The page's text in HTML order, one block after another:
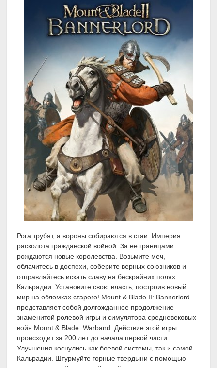
Рога трубят, а вороны собираются в стаи. Империя
расколота гражданской войной. За ее границами
рождаются новые королевства. Возьмите меч,
облачитесь в доспехи, соберите верных союзников и
отправляйтесь искать славу на бескрайних полях
Кальрадии. Установите свою власть, построив новый
мир на обломках старого! Mount & Blade II: Bannerlord
представляет собой долгожданное продолжение
знаменитой ролевой игры и симулятора средневековых
войн Mount & Blade: Warband. Действие этой игры
происходит за 200 лет до начала первой части.
Улучшения коснулись как боевой системы, так и самой
Кальрадии. Штурмуйте горные твердыни с помощью